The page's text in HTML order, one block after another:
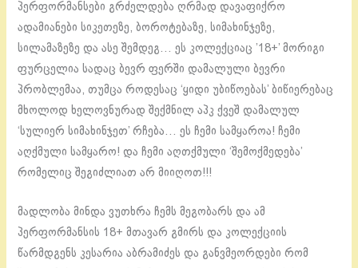
პერფორმანსები გრძელდება ღრმად დავაფიქრო
ადამიანები სიკეთეზე, ბოროტებაზე, სიმახინჯეზე,
სილამაზეზე და ასე შემდეგ… ეს კოლექციაც ’18+’ მორიგი
ფურცელია სადაც ბევრ ფერში დამალული ბევრი
პრობლემაა, თუმცა როდესაც ‘ყიდი უბიწოებას’ ბიწიერებაც
მხოლოდ ხელოვნურად შექმნილ აპკ ქვეშ დამალულ
‘სულიერ სიმახინჯეთ’ რჩება… ეს ჩემი სამყაროა! ჩემი
აღქმული სამყარო! და ჩემი აღთქმული ‘შემოქმედება’
რომელიც შეგიძლიათ არ მიიღოთ!!!
მადლობა მინდა ვუთხრა ჩემს მეგობარს და ამ
პერფორმანსის 18+ მთავარ გმირს და კოლექციის
წარმდგენს კესარია აბრამიძეს და განვმეორდები რომ